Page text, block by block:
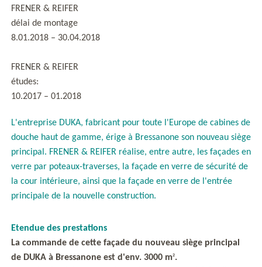
FRENER & REIFER
délai de montage
8.01.2018 – 30.04.2018
FRENER & REIFER
études:
10.2017 – 01.2018
L'entreprise DUKA, fabricant pour toute l'Europe de cabines de
douche haut de gamme, érige à Bressanone son nouveau siège
principal. FRENER & REIFER réalise, entre autre, les façades en
verre par poteaux-traverses, la façade en verre de sécurité de
la cour intérieure, ainsi que la façade en verre de l'entrée
principale de la nouvelle construction.
Etendue des prestations
La commande de cette façade du nouveau siège principal
de DUKA à Bressanone est d'env. 3000 m2.